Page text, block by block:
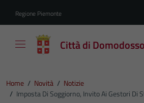
Regione Piemonte
Città di
Home / Novità / Notizie
/ Imposta Di Soggiorno, Invito Ai Gestori Di